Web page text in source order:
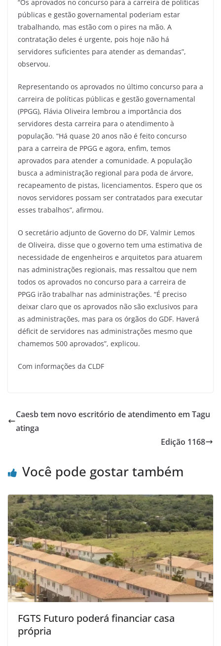
“Os aprovados no concurso para a carreira de políticas
públicas e gestão governamental poderiam estar
trabalhando, mas estão com o pires na mão. A
contratação deles é urgente, pois hoje não há
servidores suficientes para atender as demandas”,
observou.
Representando os aprovados no último concurso para a
carreira de políticas públicas e gestão governamental
(PPGG), Flávia Oliveira lembrou a importância dos
servidores desta carreira para o atendimento à
população. “Há quase 20 anos não é feito concurso
para a carreira de PPGG e agora, enfim, temos
aprovados para atender a comunidade. A população
busca a administração regional para poda de árvore,
recapeamento de pistas, licenciamentos. Espero que os
novos servidores possam ser contratados para executar
esses trabalhos”, afirmou.
O secretário adjunto de Governo do DF, Valmir Lemos
de Oliveira, disse que o governo tem uma estimativa de
necessidade de engenheiros e arquitetos para atuarem
nas administrações regionais, mas ressaltou que nem
todos os aprovados no concurso para a carreira de
PPGG irão trabalhar nas administrações. “É preciso
deixar claro que os aprovados não são exclusivos para
as administrações, mas para os órgãos do GDF. Haverá
déficit de servidores nas administrações mesmo que
chamemos 500 aprovados”, explicou.
Com informações da CLDF
Caesb tem novo escritório de atendimento em Tagu
atinga
Edição 1168
Você pode gostar também
FGTS Futuro poderá financiar casa
própria